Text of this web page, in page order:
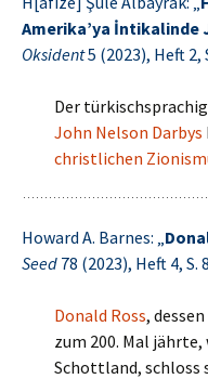
Amerika’ya İntikalinde
Oksident5 (2023), Heft 2,
Der
John Nelson Darbys
christlichen
Howard A. Barnes: „
Seed 78 (2023), Heft 4, S.
Donald Ross,
zum 200. Mal
Schottland, schloss